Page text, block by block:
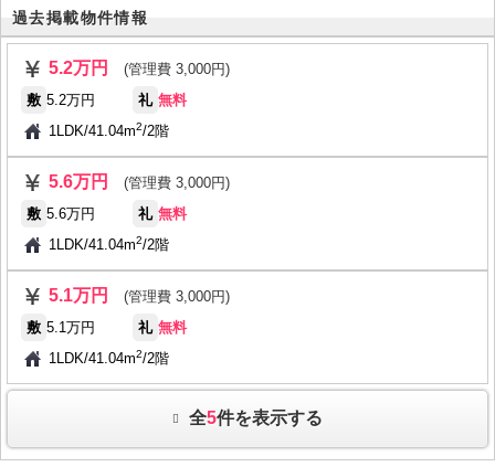
過去掲載物件情報
5.2万円
(管理費 3,000円)
敷 5.2万円 礼 無料
1LDK/41.04m2/2階
5.6万円
(管理費 3,000円)
敷 5.6万円 礼 無料
1LDK/41.04m2/2階
5.1万円
(管理費 3,000円)
敷 5.1万円 礼 無料
1LDK/41.04m2/2階
全5件を表示する